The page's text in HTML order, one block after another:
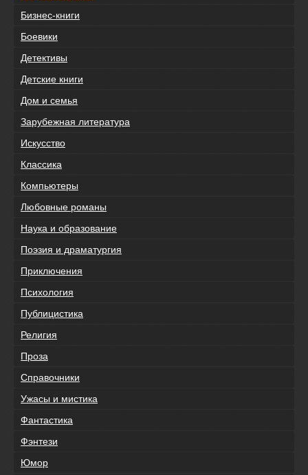
Бизнес-книги
Боевики
Детективы
Детские книги
Дом и семья
Зарубежная литература
Искусство
Классика
Компьютеры
Любовные романы
Наука и образование
Поэзия и драматургия
Приключения
Психология
Публицистика
Религия
Проза
Справочники
Ужасы и мистика
Фантастика
Фэнтези
Юмор